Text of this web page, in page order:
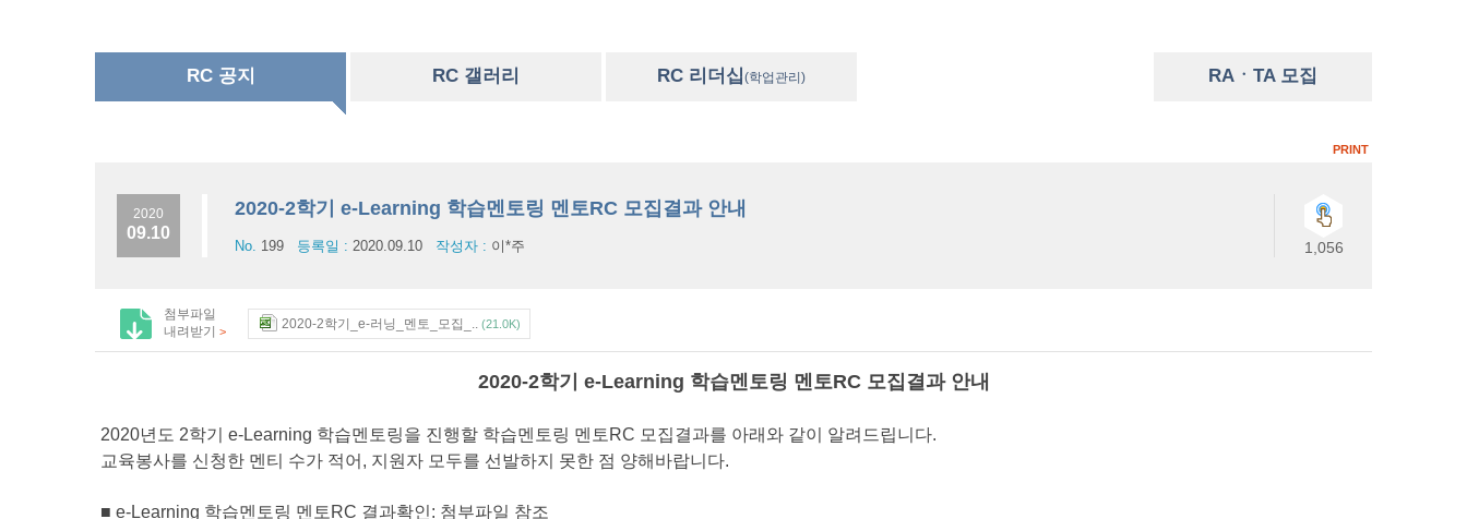
RC 공지 RC 갤러리 RC 리더십(학업관리) RAㆍTA 모집
PRINT
2020
09.10
2020-2학기 e-Learning 학습멘토링 멘토RC 모집결과 안내
No. 199 등록일 : 2020.09.10 작성자 : 이*주 1,056
첨부파일
내려받기 > 2020-2학기_e-러닝_멘토_모집_.. (21.0K)
2020-2학기 e-Learning 학습멘토링 멘토RC 모집결과 안내
2020년도 2학기 e-Learning 학습멘토링을 진행할 학습멘토링 멘토RC 모집결과를 아래와 같이 알려드립니다.
교육봉사를 신청한 멘티 수가 적어, 지원자 모두를 선발하지 못한 점 양해바랍니다.
■ e-Learning 학습멘토링 멘토RC 결과확인: 첨부파일 참조